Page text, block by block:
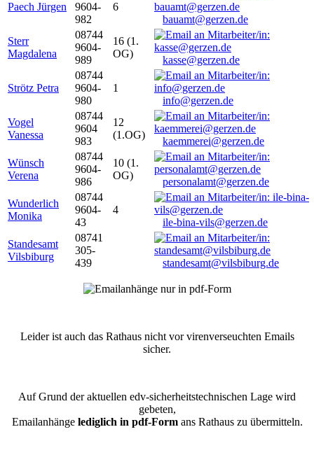
Paech Jürgen
9604-
982
6
bauamt@gerzen.de
Sterr
Magdalena
08744
9604-
989
16 (1.
OG)
kasse@gerzen.de
Strötz Petra
08744
9604-
980
1
info@gerzen.de
Vogel
Vanessa
08744
9604
983
12
(1.OG)
kaemmerei@gerzen.de
Wünsch
Verena
08744
9604-
986
10 (1.
OG)
personalamt@gerzen.de
Wunderlich
Monika
08744
9604-
43
4
ile-bina-vils@gerzen.de
Standesamt
Vilsbiburg
08741
305-
439
standesamt@vilsbiburg.de
Leider ist auch das Rathaus nicht vor virenverseuchten Emails
sicher.
Auf Grund der aktuellen edv-sicherheitstechnischen Lage wird
gebeten,
Emailanhänge lediglich in pdf-Formans Rathaus zu übermitteln.